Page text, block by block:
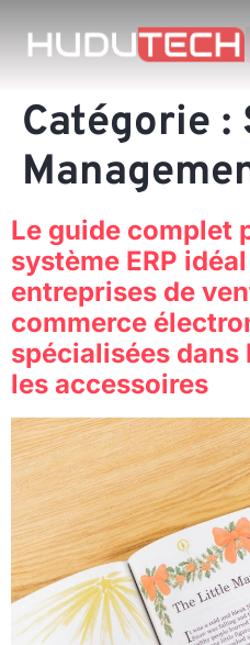
Catégorie :
Le guide complet
système ERP
entreprises de
commerce
spécialisées
les accessoires